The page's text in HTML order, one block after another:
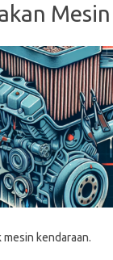
kendaraan.